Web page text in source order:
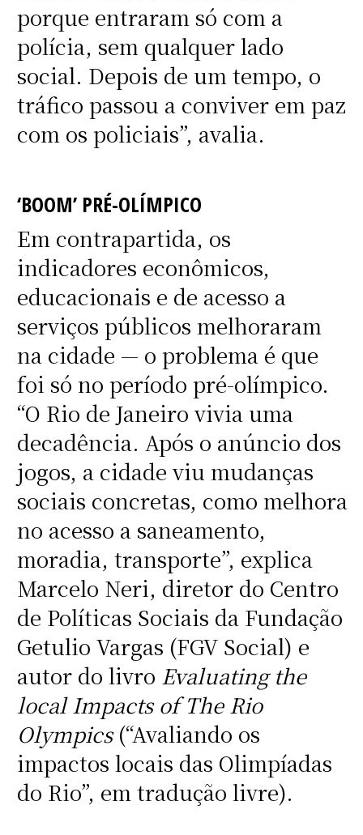
porque entraram só com a
polícia, sem qualquer lado
social. Depois de um tempo, o
tráfico passou a conviver em paz
com os policiais”, avalia.
‘BOOM’ PRÉ-OLÍMPICO
Em contrapartida, os
indicadores econômicos,
educacionais e de acesso a
serviços públicos melhoraram
na cidade — o problema é que
foi só no período pré-olímpico.
“O Rio de Janeiro vivia uma
decadência. Após o anúncio dos
jogos, a cidade viu mudanças
sociais concretas, como melhora
no acesso a saneamento,
moradia, transporte”, explica
Marcelo Neri, diretor do Centro
de Políticas Sociais da Fundação
Getulio Vargas (FGV Social) e
autor do livro Evaluating the
local Impacts of The Rio
Olympics(“Avaliando os
impactos locais das Olimpíadas
do Rio”, em tradução livre).